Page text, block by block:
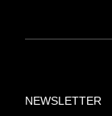
NEWSLETTER